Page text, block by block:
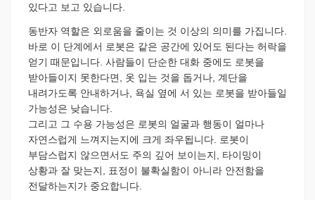
있다고 보고 있습니다.
동반자 역할은 외로움을 줄이는 것 이상의 의미를 가집니다.
바로 이 단계에서 로봇은 같은 공간에 있어도 된다는 허락을
얻기 때문입니다. 사람들이 단순한 대화 중에도 로봇을
받아들이지 못한다면, 옷 입는 것을 돕거나, 계단을
내려가도록 안내하거나, 욕실 옆에 서 있는 로봇을 받아들일
가능성은 낮습니다.
그리고 그 수용 가능성은 로봇의 얼굴과 행동이 얼마나
자연스럽게 느껴지는지에 크게 좌우됩니다. 로봇이
부담스럽지 않으면서도 주의 깊어 보이는지, 타이밍이
상황과 잘 맞는지, 표정이 불확실함이 아니라 안전함을
전달하는지가 중요합니다.